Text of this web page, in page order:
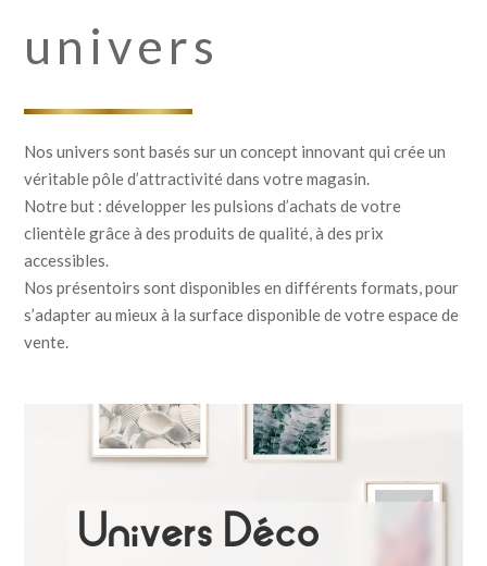
univers
Nos univers sont basés sur un concept innovant qui crée un
véritable pôle d’attractivité dans votre magasin.
Notre but : développer les pulsions d’achats de votre
clientèle grâce à des produits de qualité, à des prix
accessibles.
Nos présentoirs sont disponibles en différents formats, pour
s’adapter au mieux à la surface disponible de votre espace de
vente.
Univers Déco